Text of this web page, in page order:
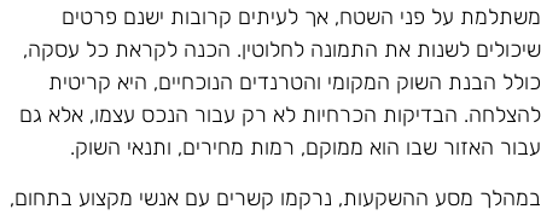
על פני השטח, אך לעיתים קרובות ישנם פרטים
לשנות את התמונה לחלוטין. הכנה לקראת כל עסקה,
הבנת השוק המקומי והטרנדים הנוכחיים, היא קריטית
הבדיקות הכרחיות לא רק עבור הנכס עצמו, אלא גם
האזור שבו הוא ממוקם, רמות מחירים, ותנאי השוק.
מסע ההשקעות, נרקמו קשרים עם אנשי מקצוע בתחום,